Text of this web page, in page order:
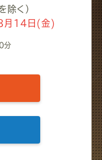
除く）
月14日(金)
分